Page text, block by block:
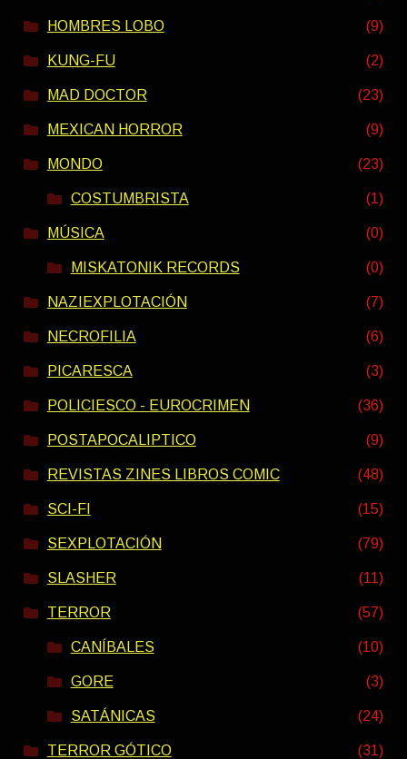
HOMBRES LOBO (9)
KUNG-FU (2)
MAD DOCTOR (23)
MEXICAN HORROR (9)
MONDO (23)
COSTUMBRISTA (1)
MÚSICA (0)
MISKATONIK RECORDS (0)
NAZIEXPLOTACIÓN (7)
NECROFILIA (6)
PICARESCA (3)
POLICIESCO - EUROCRIMEN (36)
POSTAPOCALIPTICO (9)
REVISTAS ZINES LIBROS COMIC (48)
SCI-FI (15)
SEXPLOTACIÓN (79)
SLASHER (11)
TERROR (57)
CANÍBALES (10)
GORE (3)
SATÁNICAS (24)
TERROR GÓTICO (31)